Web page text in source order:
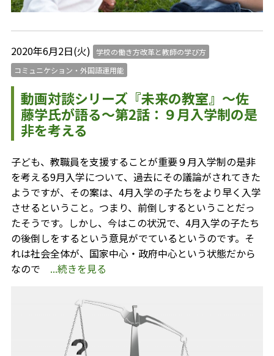
2020年6月2日(火)
学校の働き方改革と教師の学び方
コミュニケション・外国語運用能
動画対談シリーズ『未来の教室』～佐
藤学氏が語る～第2話：９月入学制の是
非を考える
子ども、教職員を支援することが重要９月入学制の是非
を考える9月入学について、過去にその議論がされてきた
ようですが、その案は、4月入学の子たちをより早く入学
させるということ。つまり、前倒しするということだっ
たそうです。しかし、今はこの状況で、4月入学の子たち
の後倒しをするという意見がでているというのです。そ
れは社会全体が、国家中心・政府中心という状態だから
なので ...続きを見る